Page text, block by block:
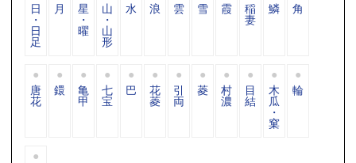
日
・
日
足
月 星
・
曜
山
・
山
形
水 浪 雲 雪 霞 稲
妻
鱗 角
唐
花
鐶 亀
甲
七
宝
巴 花
菱
引
両
菱 村
濃
目
結
木
瓜
・
窠
輪